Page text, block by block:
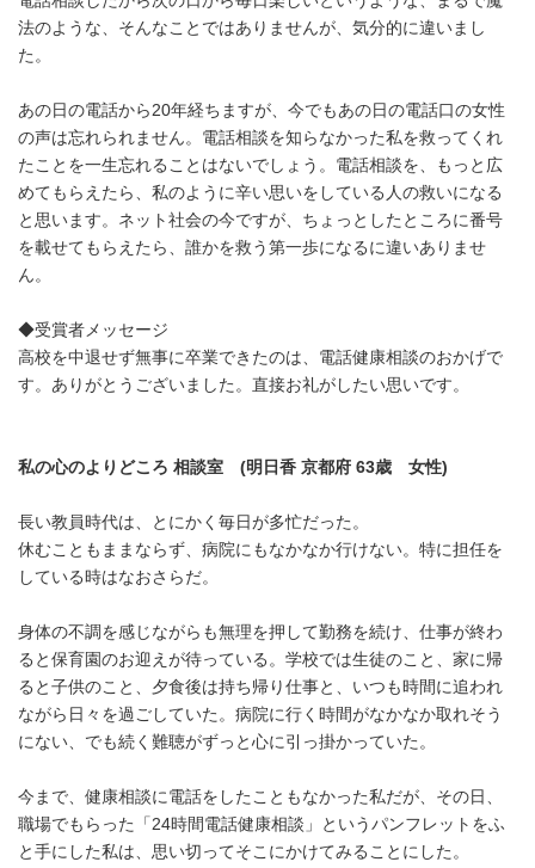
法のような、そんなことではありませんが、気分的に違いまし
た。
あの日の電話から20年経ちますが、今でもあの日の電話口の女性
の声は忘れられません。電話相談を知らなかった私を救ってくれ
たことを一生忘れることはないでしょう。電話相談を、もっと広
めてもらえたら、私のように辛い思いをしている人の救いになる
と思います。ネット社会の今ですが、ちょっとしたところに番号
を載せてもらえたら、誰かを救う第一歩になるに違いありませ
ん。
◆受賞者メッセージ
高校を中退せず無事に卒業できたのは、電話健康相談のおかげで
す。ありがとうございました。直接お礼がしたい思いです。
私の心のよりどころ 相談室 (明日香 京都府 63歳 女性)
長い教員時代は、とにかく毎日が多忙だった。
休むこともままならず、病院にもなかなか行けない。特に担任を
している時はなおさらだ。
身体の不調を感じながらも無理を押して勤務を続け、仕事が終わ
ると保育園のお迎えが待っている。学校では生徒のこと、家に帰
ると子供のこと、夕食後は持ち帰り仕事と、いつも時間に追われ
ながら日々を過ごしていた。病院に行く時間がなかなか取れそう
にない、でも続く難聴がずっと心に引っ掛かっていた。
今まで、健康相談に電話をしたこともなかった私だが、その日、
職場でもらった「24時間電話健康相談」というパンフレットをふ
と手にした私は、思い切ってそこにかけてみることにした。